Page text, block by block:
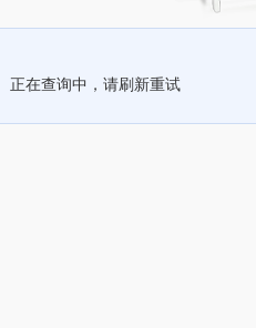
正在查询中，请刷新重试